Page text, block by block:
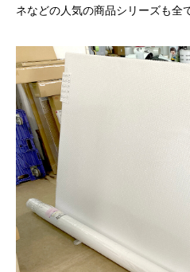
ネなどの人気の商品シリーズも全